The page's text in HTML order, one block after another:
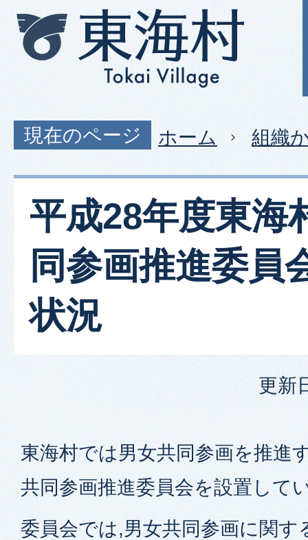
現在のページ ホーム 組織
平成28年度東海
同参画推進委員
状況
更新
東海村では男女共同参画を推進
共同参画推進委員会を設置して
委員会では,男女共同参画に関す